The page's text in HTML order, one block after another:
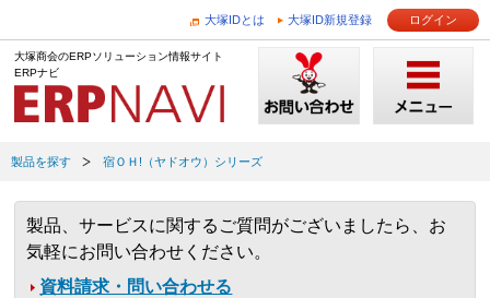
大塚IDとは 大塚ID新規登録 ログイン
大塚商会のERPソリューション情報サイト
ERPナビ
製品を探す 宿ＯＨ!（ヤドオウ）シリーズ
製品、サービスに関するご質問がございましたら、お
気軽にお問い合わせください。
資料請求・問い合わせる